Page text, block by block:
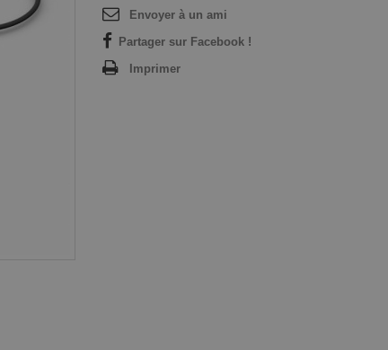
Envoyer à un ami
Partager sur Facebook !
Imprimer